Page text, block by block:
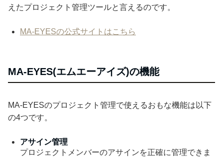
えたプロジェクト管理ツールと言えるのです。
MA-EYESの公式サイトはこちら
MA-EYES(エムエーアイズ)の機能
MA-EYESのプロジェクト管理で使えるおもな機能は以下
の4つです。
アサイン管理
プロジェクトメンバーのアサインを正確に管理できま